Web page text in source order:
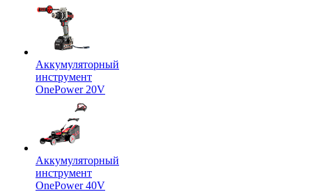
Аккумуляторный
инструмент
OnePower 20V
Аккумуляторный
инструмент
OnePower 40V